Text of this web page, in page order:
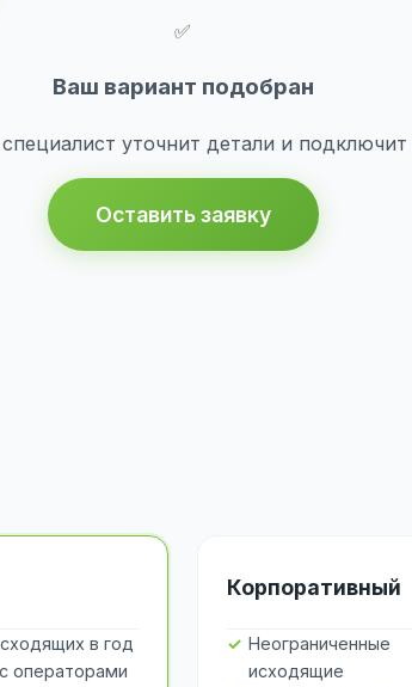
✅
Ваш вариант подобран
уточнит детали и
Оставить заявку
в год
операторами
Корпоративный
Неограниченные
исходящие